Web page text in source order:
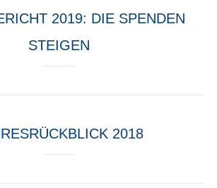
2019: DIE SPENDEN
STEIGEN
2018